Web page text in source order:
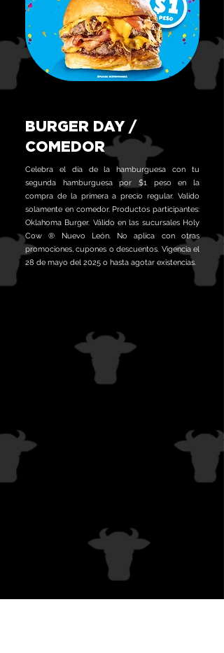
BURGER DAY /
COMEDOR
Celebra el día de la hamburguesa con tu
segunda hamburguesa por $1 peso en la
compra de la primera a precio regular. Valido
solamente en comedor. Productos participantes:
Oklahoma Burger. Válido en las sucursales Holy
Cow ® Nuevo León. No aplica con otras
promociones, cupones o descuentos. Vigencia el
28 de mayo del 2025 o hasta agotar existencias.